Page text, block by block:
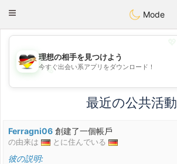
Deutsch Dating
Toggle
Mode
💖
💕
理想の相手を見つけよう
今すぐ出会い系アプリをダウンロード！
最近の公共活動
Ferragni06 創建了一個帳戶
の由来は とに住んでいる
彼の説明: